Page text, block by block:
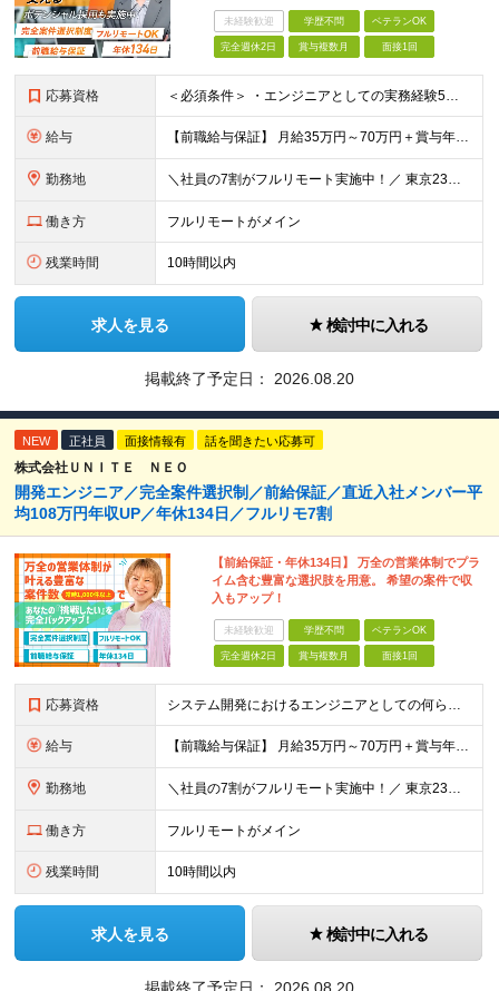
未経験歓迎 学歴不問 ベテランOK
完全週休2日 賞与複数月 面接1回
応募資格 ＜必須条件＞ ・エンジニアとしての実務経験5年以上 ＜尚可条件＞ ・PM、PL経験 ・後輩指導やチームリーダーなど、何らかのリード経験 ※リーダー未経験の方のご応募も大歓迎です！ポテンシャル採用を
給与 【前職給与保証】 月給35万円～70万円＋賞与年2回＋各種手当 ※前職の給与・スキル・経験を考慮の上、決定いたします。 ※月給には固定残業代（月30時間分／5万円～10万円）を含みます。超過分は別途
勤務地 ＼社員の7割がフルリモート実施中！／ 東京23区内など1都3県を中心としたプロジェクト先での勤務となります。 ※勤務地は希望を考慮します ≪本社≫ 東京都渋谷区恵比寿南1丁目3番7号 隅越ビル5階
働き方 フルリモートがメイン
残業時間 10時間以内
求人を見る 検討中に入れる
掲載終了予定日： 2026.08.20
NEW 正社員 面接情報有 話を聞きたい応募可
株式会社ＵＮＩＴＥ ＮＥＯ
開発エンジニア／完全案件選択制／前給保証／直近入社メンバー平
均108万円年収UP／年休134日／フルリモ7割
【前給保証・年休134日】 万全の営業体制でプラ
イム含む豊富な選択肢を用意。 希望の案件で収
入もアップ！
未経験歓迎 学歴不問 ベテランOK
完全週休2日 賞与複数月 面接1回
応募資格 システム開発におけるエンジニアとしての何らかの実務経験（年数不問） ※要件定義、基本設計、詳細設計、製造、検証、運用保守 少しでも実務経験があれば、まずは気軽にエントリーしてみてください！ ／／／／
給与 【前職給与保証】 月給35万円～70万円＋賞与年2回＋各種手当 ※前職の給与・スキル・経験を考慮の上、決定いたします。 ※月給には固定残業代（月30時間分／5万円～10万円）を含みます。超過分は別途
勤務地 ＼社員の7割がフルリモート実施中！／ 東京23区内など1都3県を中心としたプロジェクト先での勤務となります。 ※勤務地は希望を考慮します ≪本社≫ 東京都渋谷区恵比寿南1丁目3番7号 隅越ビル5階
働き方 フルリモートがメイン
残業時間 10時間以内
求人を見る 検討中に入れる